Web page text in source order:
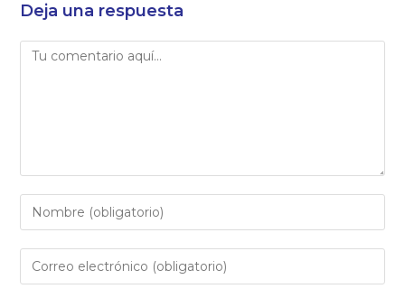
Deja una respuesta